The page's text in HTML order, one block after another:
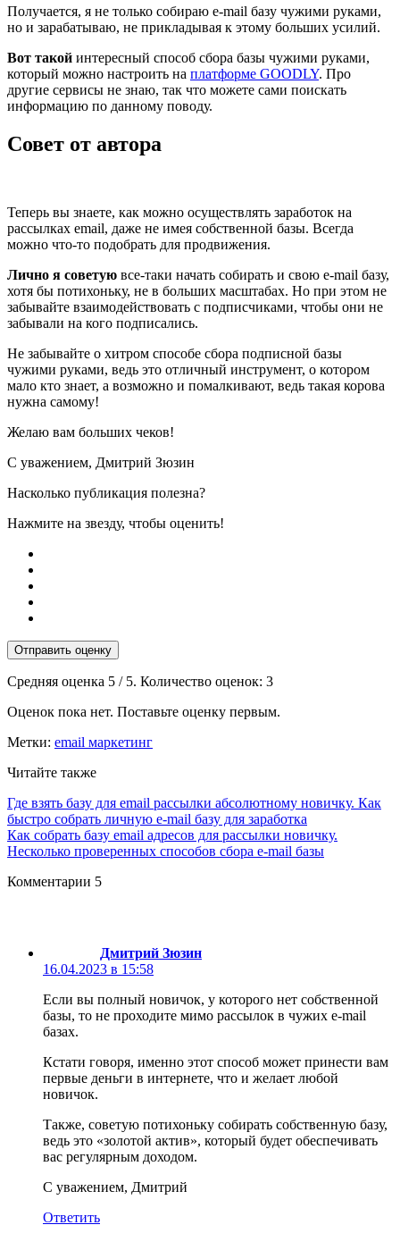
Получается, я не только собираю e-mail базу чужими руками,
но и зарабатываю, не прикладывая к этому больших усилий.
Вот такой интересный способ сбора базы чужими руками,
который можно настроить на платформе GOODLY. Про
другие сервисы не знаю, так что можете сами поискать
информацию по данному поводу.
Совет от автора
Теперь вы знаете, как можно осуществлять заработок на
рассылках email, даже не имея собственной базы. Всегда
можно что-то подобрать для продвижения.
Лично я советую все-таки начать собирать и свою e-mail базу,
хотя бы потихоньку, не в больших масштабах. Но при этом не
забывайте взаимодействовать с подписчиками, чтобы они не
забывали на кого подписались.
Не забывайте о хитром способе сбора подписной базы
чужими руками, ведь это отличный инструмент, о котором
мало кто знает, а возможно и помалкивают, ведь такая корова
нужна самому!
Желаю вам больших чеков!
С уважением, Дмитрий Зюзин
Насколько публикация полезна?
Нажмите на звезду, чтобы оценить!
Отправить оценку
Средняя оценка 5 / 5. Количество оценок: 3
Оценок пока нет. Поставьте оценку первым.
Метки: email маркетинг
Читайте также
Где взять базу для email рассылки абсолютному новичку. Как
быстро собрать личную e-mail базу для заработка
Как собрать базу email адресов для рассылки новичку.
Несколько проверенных способов сбора e-mail базы
Комментарии 5
Дмитрий Зюзин
16.04.2023 в 15:58
Если вы полный новичок, у которого нет собственной
базы, то не проходите мимо рассылок в чужих e-mail
базах.
Кстати говоря, именно этот способ может принести вам
первые деньги в интернете, что и желает любой
новичок.
Также, советую потихоньку собирать собственную базу,
ведь это «золотой актив», который будет обеспечивать
вас регулярным доходом.
С уважением, Дмитрий
Ответить